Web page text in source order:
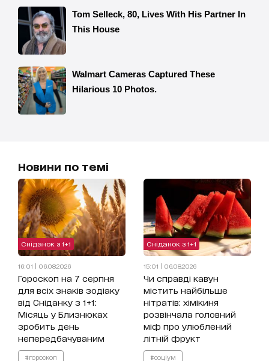
Новини по темі
Сніданок з 1+1
16:01 | 06.08.2026
Гороскоп на 7 серпня
для всіх знаків зодіаку
від Сніданку з 1+1:
Місяць у Близнюках
зробить день
непередбачуваним
#гороскоп
Сніданок з 1+1
15:01 | 06.08.2026
Чи справді кавун
містить найбільше
нітратів: хімікиня
розвінчала головний
міф про улюблений
літній фрукт
#соціум